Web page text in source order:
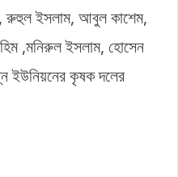
রুহুল ইসলাম, আবুল কাশেম,
,মনিরুল ইসলাম, হোসেন
ইউনিয়নের কৃষক দলের